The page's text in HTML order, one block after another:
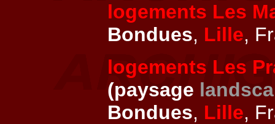
logements Les
Bondues, Lille,
logements Les
(paysage
Bondues, Lille,